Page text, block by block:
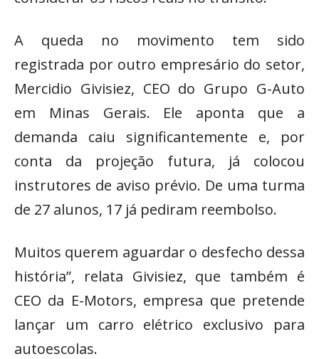
A queda no movimento tem sido
registrada por outro empresário do setor,
Mercidio Givisiez, CEO do Grupo G-Auto
em Minas Gerais. Ele aponta que a
demanda caiu significantemente e, por
conta da projeção futura, já colocou
instrutores de aviso prévio. De uma turma
de 27 alunos, 17 já pediram reembolso.
Muitos querem aguardar o desfecho dessa
história”, relata Givisiez, que também é
CEO da E-Motors, empresa que pretende
lançar um carro elétrico exclusivo para
autoescolas.